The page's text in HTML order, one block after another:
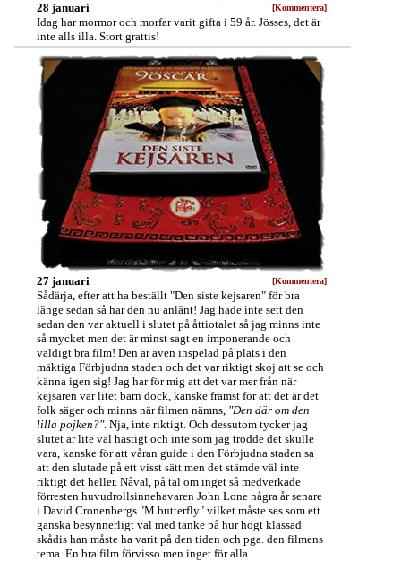
28 januari [Kommentera]
Idag har mormor och morfar varit gifta i 59 år. Jösses, det är
inte alls illa. Stort grattis!
27 januari [Kommentera]
Sådärja, efter att ha beställt "Den siste kejsaren" för bra
länge sedan så har den nu anlänt! Jag hade inte sett den
sedan den var aktuell i slutet på åttiotalet så jag minns inte
så mycket men det är minst sagt en imponerande och
väldigt bra film! Den är även inspelad på plats i den
mäktiga Förbjudna staden och det var riktigt skoj att se och
känna igen sig! Jag har för mig att det var mer från när
kejsaren var litet barn dock, kanske främst för att det är det
folk säger och minns när filmen nämns, "Den där om den
lilla pojken?". Nja, inte riktigt. Och dessutom tycker jag
slutet är lite väl hastigt och inte som jag trodde det skulle
vara, kanske för att våran guide i den Förbjudna staden sa
att den slutade på ett visst sätt men det stämde väl inte
riktigt det heller. Nåväl, på tal om inget så medverkade
förresten huvudrollsinnehavaren John Lone några år senare
i David Cronenbergs "M.butterfly" vilket måste ses som ett
ganska besynnerligt val med tanke på hur högt klassad
skådis han måste ha varit på den tiden och pga. den filmens
tema. En bra film förvisso men inget för alla..